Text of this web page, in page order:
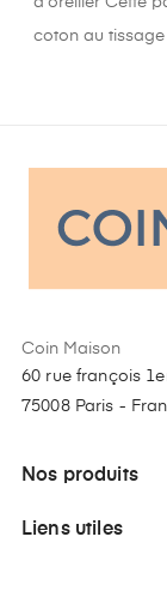
coton au tissage
Coin Maison
60 rue françois
75008 Paris -
Nos produits
Liens utiles